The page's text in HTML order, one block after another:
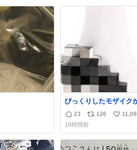
と、壊さなくていい所
数
ス
ね
びっくりしたモザイク
た
返
信
数
23
リ
ポ
ス
126
い
ね
16時間前